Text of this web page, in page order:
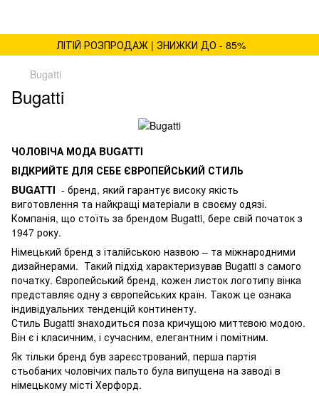
ЛІТІЙ РОЗПРОДАЖ | ЗНИЖКИ ДО - 85%
Bugatti
Bugatti
ЧОЛОВІЧА МОДА BUGATTI
ВІДКРИЙТЕ ДЛЯ СЕБЕ ЄВРОПЕЙСЬКИЙ СТИЛЬ
BUGATTI - бренд, який гарантує високу якість
виготовлення та найкращі матеріали в своєму одязі.
Компанія, що стоїть за брендом Bugatti, бере свій початок з
1947 року.
Німецький бренд з італійською назвою – та міжнародними
дизайнерами. Такий підхід характеризував Bugatti з самого
початку. Європейський бренд, кожен листок логотипу вінка
представляє одну з європейських країн. Також це ознака
індивідуальних тенденцій континенту.
Стиль Bugatti знаходиться поза кричущою миттєвою модою.
Він є і класичним, і сучасним, елегантним і помітним.
Як тільки бренд був зареєстрований, перша партія
стьобаних чоловічих пальто була випущена на заводі в
німецькому місті Херфорд.